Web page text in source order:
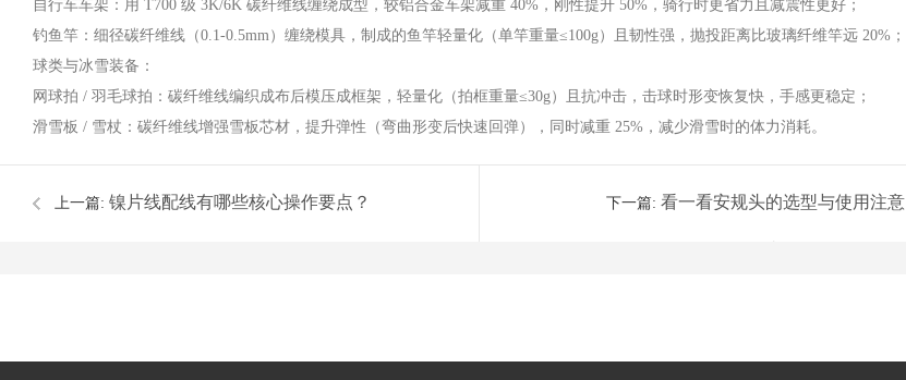
自行车车架：用 T700 级 3K/6K 碳纤维线缠绕成型，较铝合金车架减重 40%，刚性提升 50%，骑行时更省力且减震性更好；
钓鱼竿：细径碳纤维线（0.1-0.5mm）缠绕模具，制成的鱼竿轻量化（单竿重量≤100g）且韧性强，抛投距离比玻璃纤维竿远 20%；
球类与冰雪装备：
网球拍 / 羽毛球拍：碳纤维线编织成布后模压成框架，轻量化（拍框重量≤30g）且抗冲击，击球时形变恢复快，手感更稳定；
滑雪板 / 雪杖：碳纤维线增强雪板芯材，提升弹性（弯曲形变后快速回弹），同时减重 25%，减少滑雪时的体力消耗。
上一篇: 镍片线配线有哪些核心操作要点？ 下一篇: 看一看安规头的选型与使用注意